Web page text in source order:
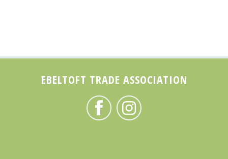
EBELTOFT TRADE ASSOCIATION